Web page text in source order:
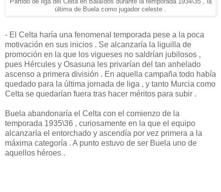
Partido de liga del Celta en Balaídos durante la temporada 1934\35 , la
última de Buela como jugador celeste .
- El Celta haría una fenomenal temporada pese a la poca
motivación en sus inicios . Se alcanzaría la liguilla de
promoción en la que los vigueses no saldrían jubilosos ,
pues Hércules y Osasuna les privarían del tan anhelado
ascenso a primera división . En aquella campaña todo había
quedado para la última jornada de liga , y tanto Murcia como
Celta se quedarían fuera tras hacer méritos para subir .
Buela abandonaría el Celta con el comienzo de la
temporada 1935\36 , curiosamente en la que el equipo
alcanzaría el entorchado y ascendía por vez primera a la
máxima categoría . A punto estuvo de ser Buela uno de
aquellos héroes .